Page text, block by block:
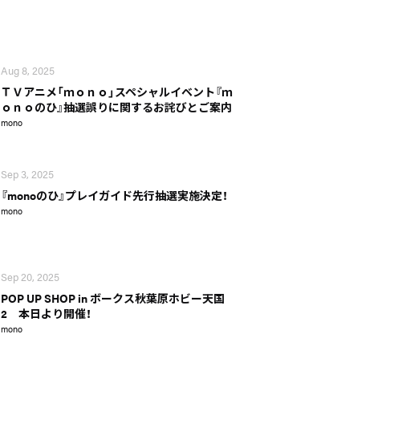
Aug 8, 2025
ＴＶアニメ「ｍｏｎｏ」スペシャルイベント『ｍ
ｏｎｏのひ』抽選誤りに関するお詫びとご案内
mono
Sep 3, 2025
『monoのひ』プレイガイド先行抽選実施決定！
mono
Sep 20, 2025
POP UP SHOP in ボークス秋葉原ホビー天国
2 本日より開催！
mono